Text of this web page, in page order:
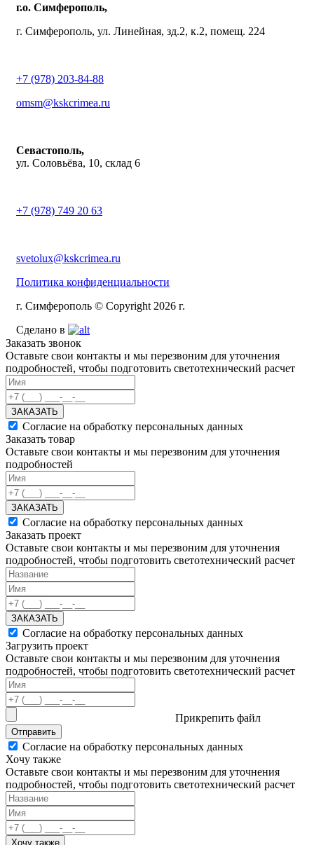
г.о. Симферополь,
г. Симферополь, ул. Линейная, зд.2, к.2, помещ. 224
+7 (978) 203-84-88
omsm@kskcrimea.ru
Севастополь,
ул. Соловьёва, 10, склад 6
+7 (978) 749 20 63
svetolux@kskcrimea.ru
Политика конфиденциальности
г. Симферополь © Copyright 2026 г.
Сделано в
Заказать звонок
Оставьте свои контакты и мы перезвоним для уточнения
подробностей, чтобы подготовить светотехнический расчет
ЗАКАЗАТЬ
Согласие на обработку персональных данных
Заказать товар
Оставьте свои контакты и мы перезвоним для уточнения
подробностей
ЗАКАЗАТЬ
Согласие на обработку персональных данных
Заказать проект
Оставьте свои контакты и мы перезвоним для уточнения
подробностей, чтобы подготовить светотехнический расчет
ЗАКАЗАТЬ
Согласие на обработку персональных данных
Загрузить проект
Оставьте свои контакты и мы перезвоним для уточнения
подробностей, чтобы подготовить светотехнический расчет
Прикрепить файл
Отправить
Согласие на обработку персональных данных
Хочу также
Оставьте свои контакты и мы перезвоним для уточнения
подробностей, чтобы подготовить светотехнический расчет
Хочу также